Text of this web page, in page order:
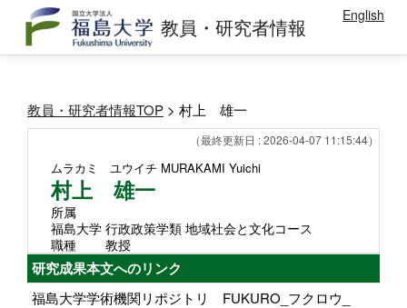
教員・研究者情報 English
教員・研究者情報TOP > 村上 雄一
（最終更新日 : 2026-04-07 11:15:44）
ムラカミ ユウイチ MURAKAMI Yuichi
村上 雄一
所属
福島大学 行政政策学類 地域社会と文化コース
職種
教授
研究成果本文へのリンク
福島大学学術機関リポジトリ FUKURO_フクロウ_